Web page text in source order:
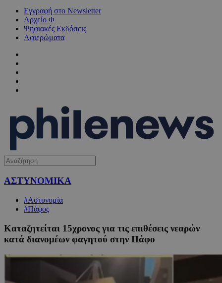
Εγγραφή στο Newsletter
Αρχείο Φ
Ψηφιακές Εκδόσεις
Αφιερώματα
ΑΣΤΥΝΟΜΙΚΑ
#Αστυνομία
#Πάφος
Καταζητείται 15χρονος για τις επιθέσεις νεαρών
κατά διανομέων φαγητού στην Πάφο